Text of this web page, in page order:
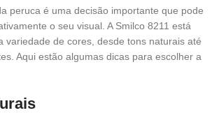
peruca é uma decisão importante que pode
o seu visual. A Smilco 8211 está
variedade de cores, desde tons naturais até
Aqui estão algumas dicas para escolher a